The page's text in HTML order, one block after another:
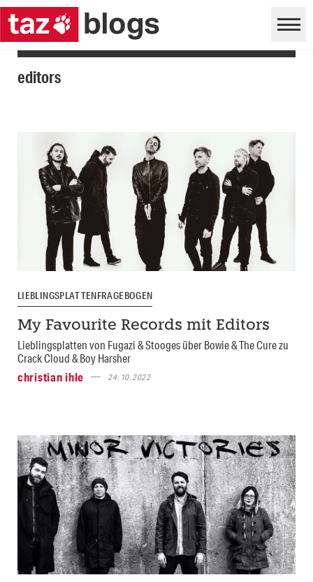
editors
LIEBLINGSPLATTENFRAGEBOGEN
My Favourite Records mit Editors
Lieblingsplatten von Fugazi & Stooges über Bowie & The Cure zu
Crack Cloud & Boy Harsher
christian ihle
24.10.2022